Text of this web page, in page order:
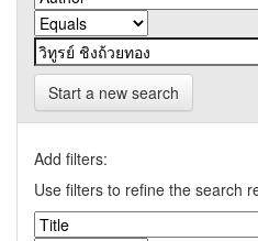
Start a new search
Add filters:
Use filters to refine the search